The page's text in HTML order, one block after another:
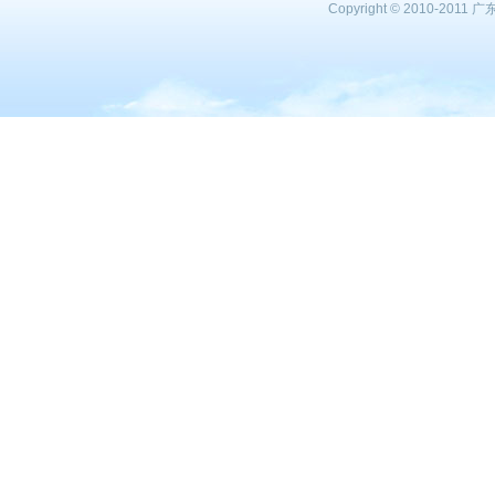
Copyright © 2010-2011 广